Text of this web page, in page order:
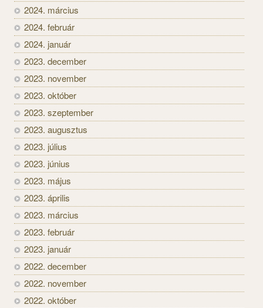
2024. március
2024. február
2024. január
2023. december
2023. november
2023. október
2023. szeptember
2023. augusztus
2023. július
2023. június
2023. május
2023. április
2023. március
2023. február
2023. január
2022. december
2022. november
2022. október